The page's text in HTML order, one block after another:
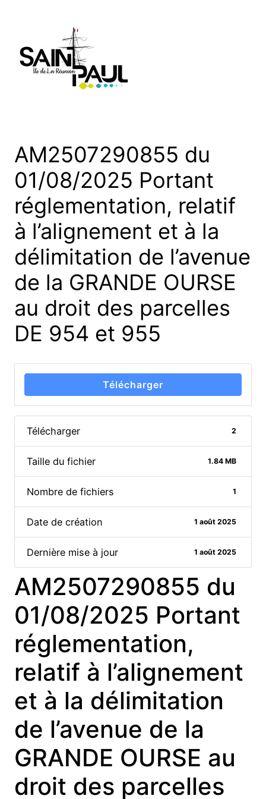
AM2507290855 du
01/08/2025 Portant
réglementation, relatif
à l’alignement et à la
délimitation de l’avenue
de la GRANDE OURSE
au droit des parcelles
DE 954 et 955
Télécharger
Télécharger 2
Taille du fichier 1.84 MB
Nombre de fichiers 1
Date de création 1 août 2025
Dernière mise à jour 1 août 2025
AM2507290855 du
01/08/2025 Portant
réglementation,
relatif à l’alignement
et à la délimitation
de l’avenue de la
GRANDE OURSE au
droit des parcelles